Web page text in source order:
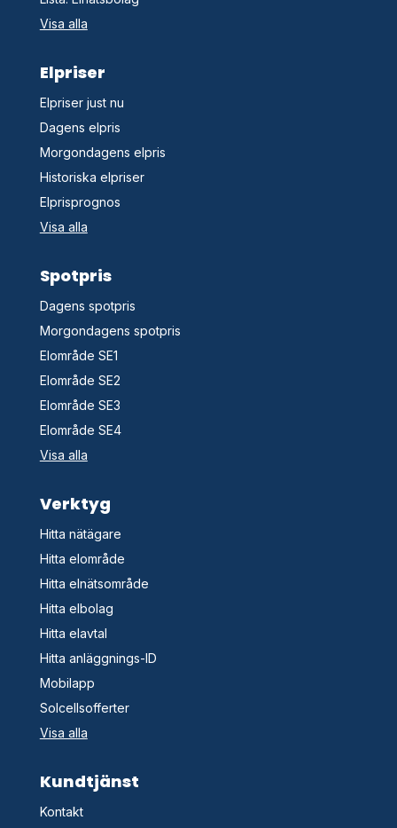
Visa alla
Elpriser
Elpriser just nu
Dagens elpris
Morgondagens elpris
Historiska elpriser
Elprisprognos
Visa alla
Spotpris
Dagens spotpris
Morgondagens spotpris
Elområde SE1
Elområde SE2
Elområde SE3
Elområde SE4
Visa alla
Verktyg
Hitta nätägare
Hitta elområde
Hitta elnätsområde
Hitta elbolag
Hitta elavtal
Hitta anläggnings-ID
Mobilapp
Solcellsofferter
Visa alla
Kundtjänst
Kontakt